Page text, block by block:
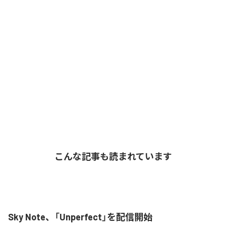
こんな記事も読まれています
Sky Note、「Unperfect」を配信開始